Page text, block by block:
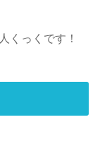
くっくです！